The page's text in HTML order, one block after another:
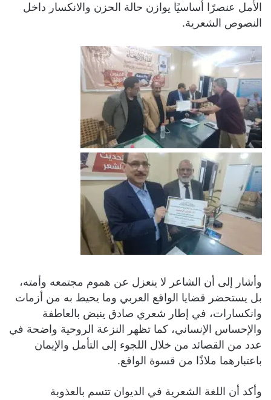
الأمل عنصرًا أساسيًا يوازن حالة الحزن والانكسار داخل
النصوص الشعرية.
وأشار إلى أن الشاعر لا ينعزل عن هموم مجتمعه وأمته،
بل يستحضر قضايا الواقع العربي وما يحيط به من أزمات
وانكسارات، في إطار شعري صادق ينبض بالعاطفة
والإحساس الإنساني، كما تظهر النزعة الروحية واضحة في
عدد من القصائد من خلال اللجوء إلى التأمل والإيمان
باعتبارهما ملاذًا من قسوة الواقع.
وأكد أن اللغة الشعرية في الديوان تتسم بالعذوبة